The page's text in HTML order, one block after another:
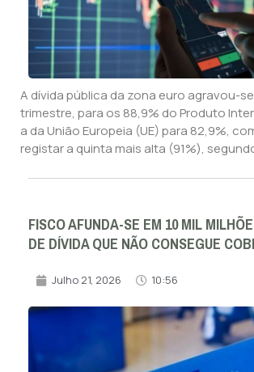
A dívida pública da zona euro agravou-
trimestre, para os 88,9% do Produto
a da União Europeia (UE) para 82,9%,
registar a quinta mais alta (91%),
FISCO AFUNDA-SE EM 10 MIL
DE DÍVIDA QUE NÃO CONSEGUE
Julho 21, 2026 10:56